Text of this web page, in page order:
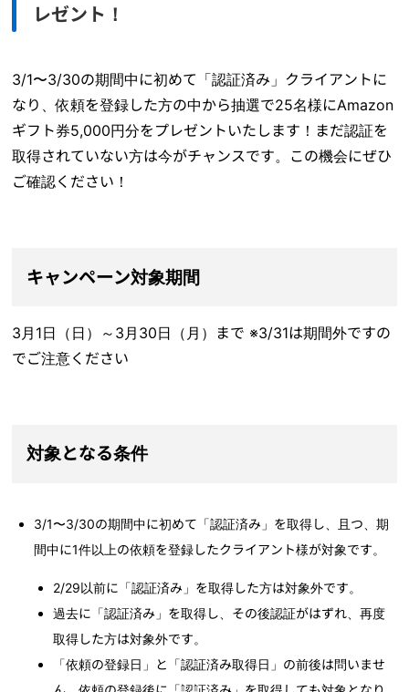
レゼント！
3/1〜3/30の期間中に初めて「認証済み」クライアントに
なり、依頼を登録した方の中から抽選で25名様にAmazon
ギフト券5,000円分をプレゼントいたします！まだ認証を
取得されていない方は今がチャンスです。この機会にぜひ
ご確認ください！
キャンペーン対象期間
3月1日（日）～3月30日（月）まで ※3/31は期間外ですの
でご注意ください
対象となる条件
3/1〜3/30の期間中に初めて「認証済み」を取得し、且つ、期
間中に1件以上の依頼を登録したクライアント様が対象です。
2/29以前に「認証済み」を取得した方は対象外です。
過去に「認証済み」を取得し、その後認証がはずれ、再度
取得した方は対象外です。
「依頼の登録日」と「認証済み取得日」の前後は問いませ